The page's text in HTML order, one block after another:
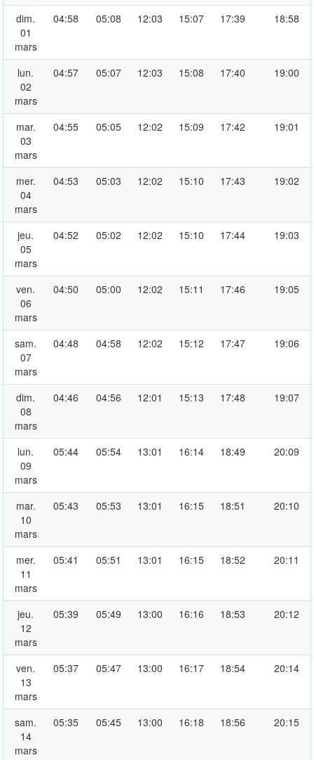
dim.
01
mars
04:58 05:08 12:03 15:07 17:39 18:58
lun.
02
mars
04:57 05:07 12:03 15:08 17:40 19:00
mar.
03
mars
04:55 05:05 12:02 15:09 17:42 19:01
mer.
04
mars
04:53 05:03 12:02 15:10 17:43 19:02
jeu.
05
mars
04:52 05:02 12:02 15:10 17:44 19:03
ven.
06
mars
04:50 05:00 12:02 15:11 17:46 19:05
sam.
07
mars
04:48 04:58 12:02 15:12 17:47 19:06
dim.
08
mars
04:46 04:56 12:01 15:13 17:48 19:07
lun.
09
mars
05:44 05:54 13:01 16:14 18:49 20:09
mar.
10
mars
05:43 05:53 13:01 16:15 18:51 20:10
mer.
11
mars
05:41 05:51 13:01 16:15 18:52 20:11
jeu.
12
mars
05:39 05:49 13:00 16:16 18:53 20:12
ven.
13
mars
05:37 05:47 13:00 16:17 18:54 20:14
sam.
14
mars
05:35 05:45 13:00 16:18 18:56 20:15